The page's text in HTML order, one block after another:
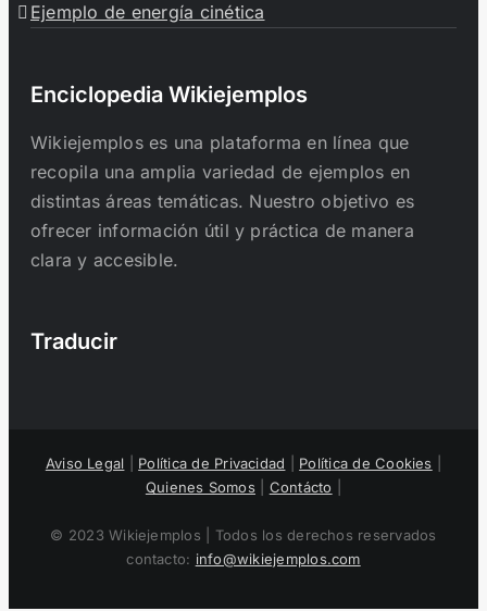
Ejemplo de energía cinética
Enciclopedia Wikiejemplos
Wikiejemplos es una plataforma en línea que
recopila una amplia variedad de ejemplos en
distintas áreas temáticas. Nuestro objetivo es
ofrecer información útil y práctica de manera
clara y accesible.
Traducir
Aviso Legal Política de Privacidad Política de Cookies
Quienes Somos
Contácto
© 2023 Wikiejemplos | Todos los derechos reservados
contacto: info@wikiejemplos.com